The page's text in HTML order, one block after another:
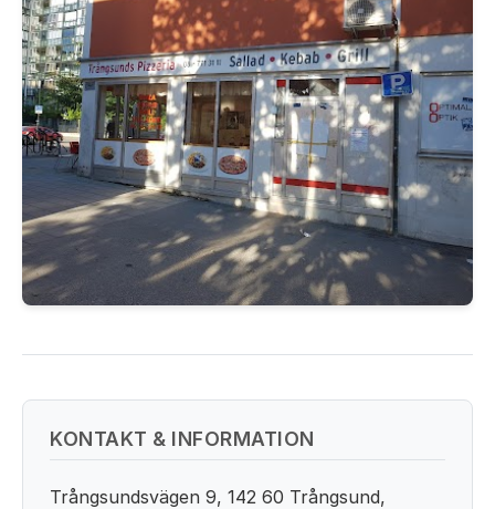
KONTAKT & INFORMATION
Trångsundsvägen 9, 142 60 Trångsund,